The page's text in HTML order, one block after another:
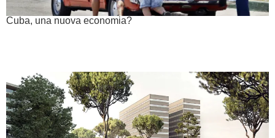
Cuba, una nuova economia?